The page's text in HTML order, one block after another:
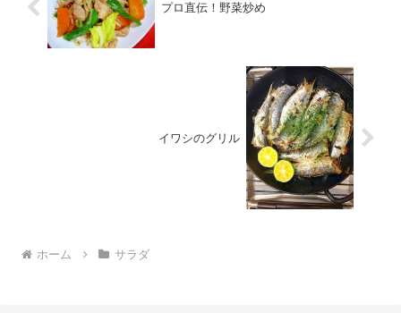
プロ直伝！野菜炒め
イワシのグリル
ホーム サラダ